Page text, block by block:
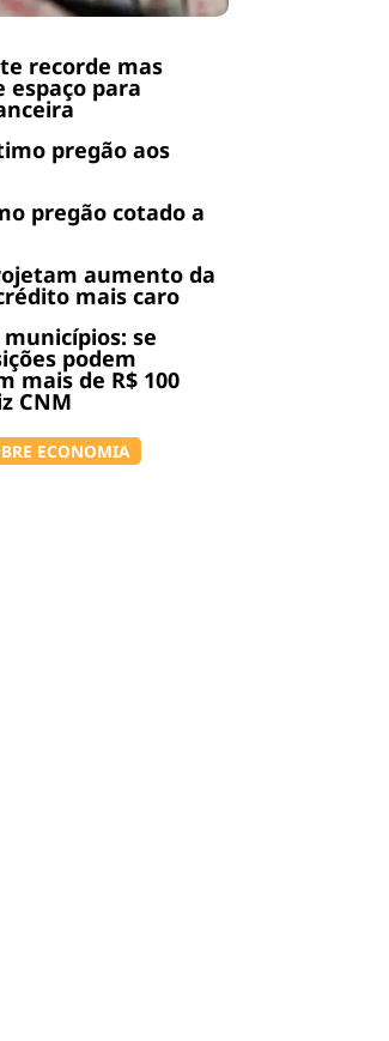
recorde mas
espaço para
pregão aos
pregão cotado a
aumento da
mais caro
se
podem
mais de R$ 100
CNM
ECONOMIA